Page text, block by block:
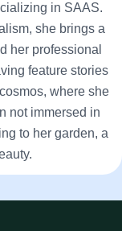
in SAAS.
she brings a
her professional
feature stories
where she
not immersed in
to her garden, a